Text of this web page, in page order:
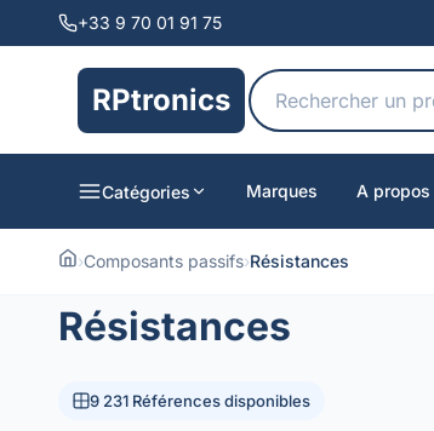
+33 9 70 01 91 75
RPtronics
Catégories Marques A propos
›Composants passifs›Résistances
Résistances
9 231 Références disponibles